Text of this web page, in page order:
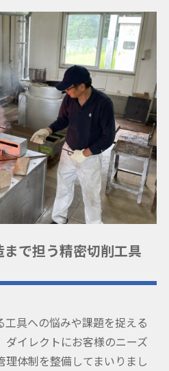
で担う精密切削工具
具への悩みや課題を捉える
イレクトにお客様のニーズ
理体制を整備してまいりまし